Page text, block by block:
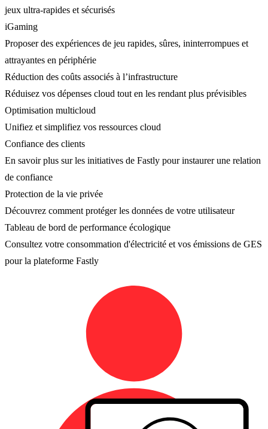
jeux ultra-rapides et sécurisés
iGaming
Proposer des expériences de jeu rapides, sûres, ininterrompues et
attrayantes en périphérie
Réduction des coûts associés à l’infrastructure
Réduisez vos dépenses cloud tout en les rendant plus prévisibles
Optimisation multicloud
Unifiez et simplifiez vos ressources cloud
Confiance des clients
En savoir plus sur les initiatives de Fastly pour instaurer une relation
de confiance
Protection de la vie privée
Découvrez comment protéger les données de votre utilisateur
Tableau de bord de performance écologique
Consultez votre consommation d'électricité et vos émissions de GES
pour la plateforme Fastly